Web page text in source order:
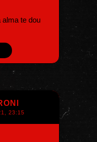
alma te dou
23:15